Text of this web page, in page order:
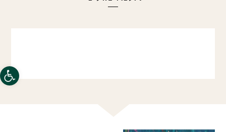
פתח